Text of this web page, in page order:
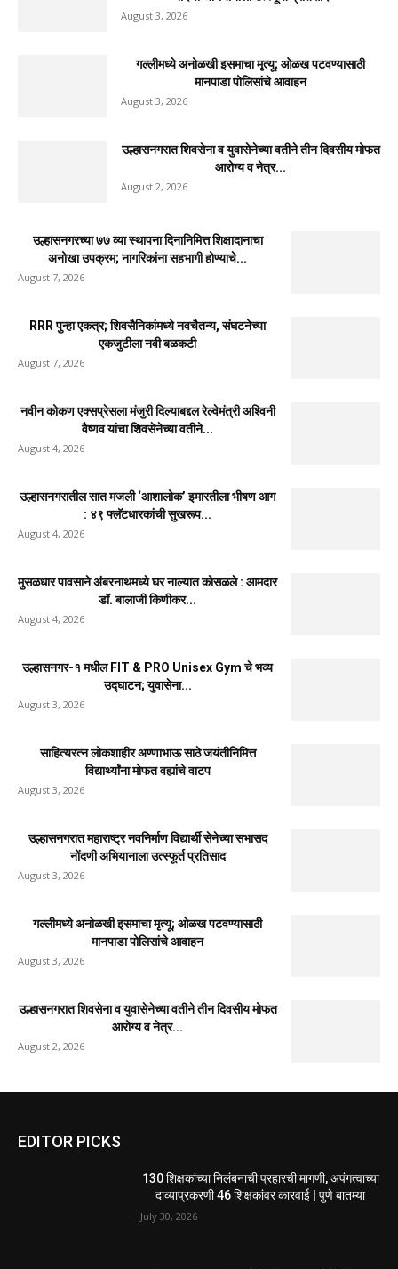
August 3, 2026
गल्लीमध्ये अनोळखी इसमाचा मृत्यू; ओळख पटवण्यासाठी
मानपाडा पोलिसांचे आवाहन
August 3, 2026
उल्हासनगरात शिवसेना व युवासेनेच्या वतीने तीन दिवसीय मोफत
आरोग्य व नेत्र...
August 2, 2026
उल्हासनगरच्या ७७ व्या स्थापना दिनानिमित्त शिक्षादानाचा
अनोखा उपक्रम; नागरिकांना सहभागी होण्याचे...
August 7, 2026
RRR पुन्हा एकत्र; शिवसैनिकांमध्ये नवचैतन्य, संघटनेच्या
एकजुटीला नवी बळकटी
August 7, 2026
नवीन कोकण एक्सप्रेसला मंजुरी दिल्याबद्दल रेल्वेमंत्री अश्विनी
वैष्णव यांचा शिवसेनेच्या वतीने...
August 4, 2026
उल्हासनगरातील सात मजली ‘आशालोक’ इमारतीला भीषण आग
: ४९ फ्लॅटधारकांची सुखरूप...
August 4, 2026
मुसळधार पावसाने अंबरनाथमध्ये घर नाल्यात कोसळले : आमदार
डॉ. बालाजी किणीकर...
August 4, 2026
उल्हासनगर-१ मधील FIT & PRO Unisex Gym चे भव्य
उद्घाटन; युवासेना...
August 3, 2026
साहित्यरत्न लोकशाहीर अण्णाभाऊ साठे जयंतीनिमित्त
विद्यार्थ्यांना मोफत वह्यांचे वाटप
August 3, 2026
उल्हासनगरात महाराष्ट्र नवनिर्माण विद्यार्थी सेनेच्या सभासद
नोंदणी अभियानाला उत्स्फूर्त प्रतिसाद
August 3, 2026
गल्लीमध्ये अनोळखी इसमाचा मृत्यू; ओळख पटवण्यासाठी
मानपाडा पोलिसांचे आवाहन
August 3, 2026
उल्हासनगरात शिवसेना व युवासेनेच्या वतीने तीन दिवसीय मोफत
आरोग्य व नेत्र...
August 2, 2026
EDITOR PICKS
130 शिक्षकांच्या निलंबनाची प्रहारची मागणी, अपंगत्वाच्या
दाव्याप्रकरणी 46 शिक्षकांवर कारवाई | पुणे बातम्या
July 30, 2026